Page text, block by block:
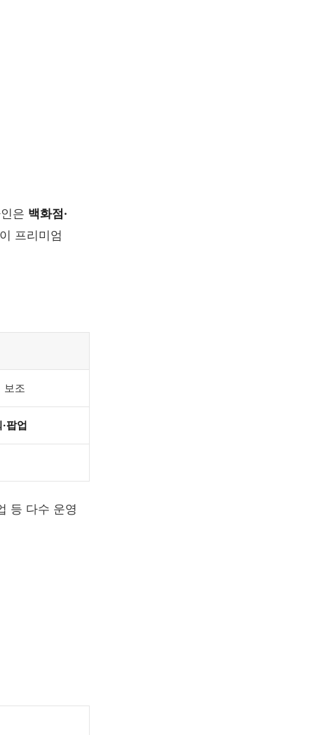
은 백화점·
프리미엄
보조
팝업
등 다수 운영